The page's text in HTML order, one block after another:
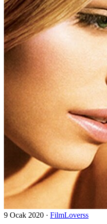
9 Ocak 2020 · FilmLoverss